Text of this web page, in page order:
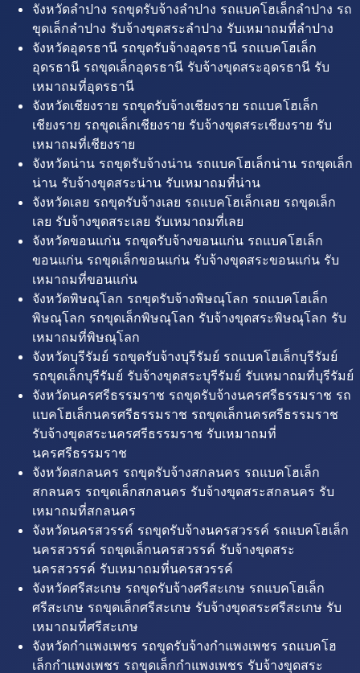
จังหวัดลำปาง รถขุดรับจ้างลำปาง รถแบคโฮเล็กลำปาง รถ
ขุดเล็กลำปาง รับจ้างขุดสระลำปาง รับเหมาถมที่ลำปาง
จังหวัดอุดรธานี รถขุดรับจ้างอุดรธานี รถแบคโฮเล็ก
อุดรธานี รถขุดเล็กอุดรธานี รับจ้างขุดสระอุดรธานี รับ
เหมาถมที่อุดรธานี
จังหวัดเชียงราย รถขุดรับจ้างเชียงราย รถแบคโฮเล็ก
เชียงราย รถขุดเล็กเชียงราย รับจ้างขุดสระเชียงราย รับ
เหมาถมที่เชียงราย
จังหวัดน่าน รถขุดรับจ้างน่าน รถแบคโฮเล็กน่าน รถขุดเล็ก
น่าน รับจ้างขุดสระน่าน รับเหมาถมที่น่าน
จังหวัดเลย รถขุดรับจ้างเลย รถแบคโฮเล็กเลย รถขุดเล็ก
เลย รับจ้างขุดสระเลย รับเหมาถมที่เลย
จังหวัดขอนแก่น รถขุดรับจ้างขอนแก่น รถแบคโฮเล็ก
ขอนแก่น รถขุดเล็กขอนแก่น รับจ้างขุดสระขอนแก่น รับ
เหมาถมที่ขอนแก่น
จังหวัดพิษณุโลก รถขุดรับจ้างพิษณุโลก รถแบคโฮเล็ก
พิษณุโลก รถขุดเล็กพิษณุโลก รับจ้างขุดสระพิษณุโลก รับ
เหมาถมที่พิษณุโลก
จังหวัดบุรีรัมย์ รถขุดรับจ้างบุรีรัมย์ รถแบคโฮเล็กบุรีรัมย์
รถขุดเล็กบุรีรัมย์ รับจ้างขุดสระบุรีรัมย์ รับเหมาถมที่บุรีรัมย์
จังหวัดนครศรีธรรมราช รถขุดรับจ้างนครศรีธรรมราช รถ
แบคโฮเล็กนครศรีธรรมราช รถขุดเล็กนครศรีธรรมราช
รับจ้างขุดสระนครศรีธรรมราช รับเหมาถมที่
นครศรีธรรมราช
จังหวัดสกลนคร รถขุดรับจ้างสกลนคร รถแบคโฮเล็ก
สกลนคร รถขุดเล็กสกลนคร รับจ้างขุดสระสกลนคร รับ
เหมาถมที่สกลนคร
จังหวัดนครสวรรค์ รถขุดรับจ้างนครสวรรค์ รถแบคโฮเล็ก
นครสวรรค์ รถขุดเล็กนครสวรรค์ รับจ้างขุดสระ
นครสวรรค์ รับเหมาถมที่นครสวรรค์
จังหวัดศรีสะเกษ รถขุดรับจ้างศรีสะเกษ รถแบคโฮเล็ก
ศรีสะเกษ รถขุดเล็กศรีสะเกษ รับจ้างขุดสระศรีสะเกษ รับ
เหมาถมที่ศรีสะเกษ
จังหวัดกำแพงเพชร รถขุดรับจ้างกำแพงเพชร รถแบคโฮ
เล็กกำแพงเพชร รถขุดเล็กกำแพงเพชร รับจ้างขุดสระ